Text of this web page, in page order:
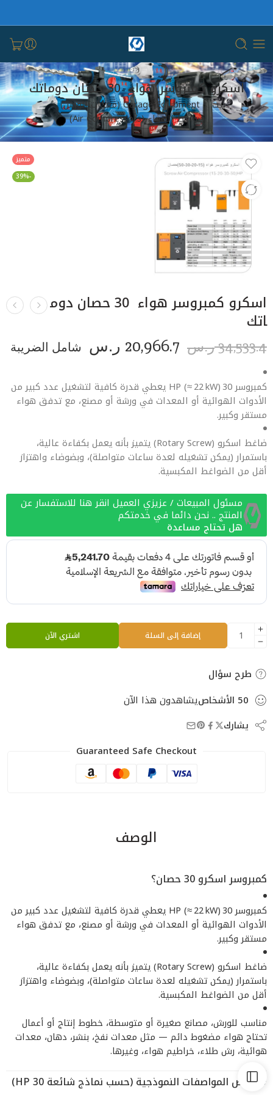
اسكرو كمبروسر هواء 30 حصان دوماتك
بيت
Garage Equipment (معدات الورش)
ضواغط الهواء (Air Compressors)
متميز
-39%
اسكرو كمبروسر هواء 30 حصان دوم
اتك
34,533.4 ر.س 20,966.7 ر.س شامل الضريبة
كمبروسر 30 HP (≈ 22 kW) يعطي قدرة كافية لتشغيل عدد كبير من
الأدوات الهوائية أو المعدات في ورشة أو مصنع، مع تدفق هواء
مستقر وكبير.
ضاغط اسكرو (Rotary Screw) يتميز بأنه يعمل بكفاءة عالية،
باستمرار (يمكن تشغيله لعدة ساعات متواصلة)، وبضوضاء واهتزاز
أقل من الضواغط المكبسية.
مسئول المبيعات / عزيزي العميل انقر هنا للاستفسار عن
المنتج .. نحن دائما في خدمتكم
هل تحتاج مساعدة
إضافة إلى السلة اشتري الآن
طرح سؤال
50 الأشخاصيشاهدون هذا الآن
يشارك
Guaranteed Safe Checkout
الوصف
كمبروسر اسكرو 30 حصان؟
كمبروسر 30 HP (≈ 22 kW) يعطي قدرة كافية لتشغيل عدد كبير من
الأدوات الهوائية أو المعدات في ورشة أو مصنع، مع تدفق هواء
مستقر وكبير.
ضاغط اسكرو (Rotary Screw) يتميز بأنه يعمل بكفاءة عالية،
باستمرار (يمكن تشغيله لعدة ساعات متواصلة)، وبضوضاء واهتزاز
أقل من الضواغط المكبسية.
مناسب للورش، مصانع صغيرة أو متوسطة، خطوط إنتاج أو أعمال
تحتاج هواء مضغوط دائم — مثل معدات نفخ، بنشر، دهان، معدات
هوائية، رش طلاء، خراطيم هواء، وغيرها.
بعض المواصفات النموذجية (حسب نماذج شائعة 30 HP)